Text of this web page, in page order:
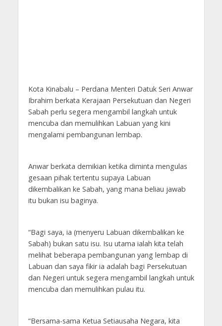
Kota Kinabalu – Perdana Menteri Datuk Seri Anwar
Ibrahim berkata Kerajaan Persekutuan dan Negeri
Sabah perlu segera mengambil langkah untuk
mencuba dan memulihkan Labuan yang kini
mengalami pembangunan lembap.
Anwar berkata demikian ketika diminta mengulas
gesaan pihak tertentu supaya Labuan
dikembalikan ke Sabah, yang mana beliau jawab
itu bukan isu baginya.
“Bagi saya, ia (menyeru Labuan dikembalikan ke
Sabah) bukan satu isu. Isu utama ialah kita telah
melihat beberapa pembangunan yang lembap di
Labuan dan saya fikir ia adalah bagi Persekutuan
dan Negeri untuk segera mengambil langkah untuk
mencuba dan memulihkan pulau itu.
“Bersama-sama Ketua Setiausaha Negara, kita